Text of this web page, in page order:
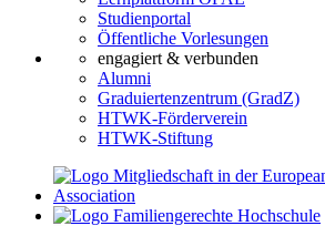
Studienportal
Öffentliche Vorlesungen
engagiert & verbunden
Alumni
Graduiertenzentrum (GradZ)
HTWK-Förderverein
HTWK-Stiftung